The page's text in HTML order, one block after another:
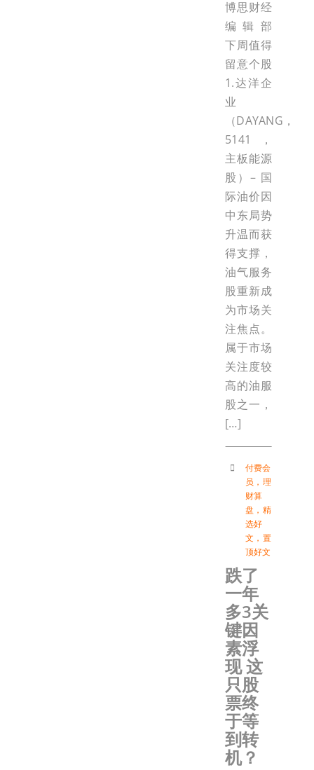
博思财经
编辑部
下周值得
留意个股
1.达洋企
业
（DAYANG，
5141，
主板能源
股）– 国
际油价因
中东局势
升温而获
得支撑，
油气服务
股重新成
为市场关
注焦点。
属于市场
关注度较
高的油服
股之一，
[…]
付费会
员 ， 理
财算
盘 ， 精
选好
文 ， 置
顶好文
跌了
一年
多3关
键因
素浮
现 这
只股
票终
于等
到转
机？